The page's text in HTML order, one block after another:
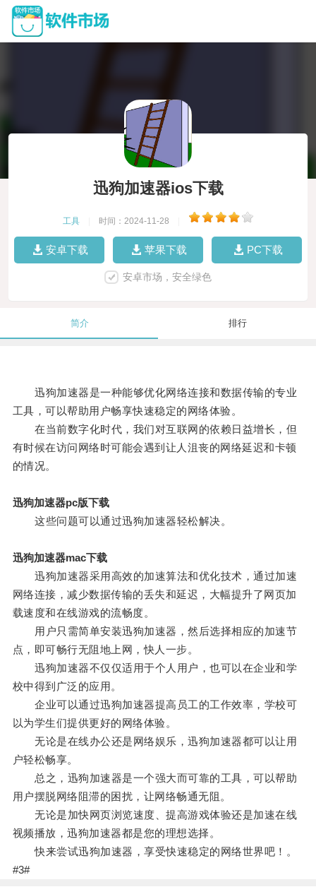
迅狗加速器ios下载
工具 时间：2024-11-28
安卓下载 苹果下载 PC下载
安卓市场，安全绿色
简介 排行
迅狗加速器是一种能够优化网络连接和数据传输的专业
工具，可以帮助用户畅享快速稳定的网络体验。
在当前数字化时代，我们对互联网的依赖日益增长，但
有时候在访问网络时可能会遇到让人沮丧的网络延迟和卡顿
的情况。
迅狗加速器pc版下载
这些问题可以通过迅狗加速器轻松解决。
迅狗加速器mac下载
迅狗加速器采用高效的加速算法和优化技术，通过加速
网络连接，减少数据传输的丢失和延迟，大幅提升了网页加
载速度和在线游戏的流畅度。
用户只需简单安装迅狗加速器，然后选择相应的加速节
点，即可畅行无阻地上网，快人一步。
迅狗加速器不仅仅适用于个人用户，也可以在企业和学
校中得到广泛的应用。
企业可以通过迅狗加速器提高员工的工作效率，学校可
以为学生们提供更好的网络体验。
无论是在线办公还是网络娱乐，迅狗加速器都可以让用
户轻松畅享。
总之，迅狗加速器是一个强大而可靠的工具，可以帮助
用户摆脱网络阻滞的困扰，让网络畅通无阻。
无论是加快网页浏览速度、提高游戏体验还是加速在线
视频播放，迅狗加速器都是您的理想选择。
快来尝试迅狗加速器，享受快速稳定的网络世界吧！。
#3#